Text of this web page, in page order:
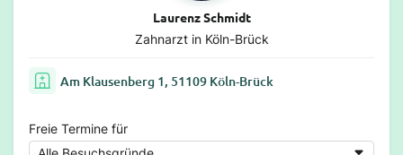
Laurenz Schmidt
Zahnarzt in Köln-Brück
Am Klausenberg 1, 51109 Köln-Brück
Freie Termine für